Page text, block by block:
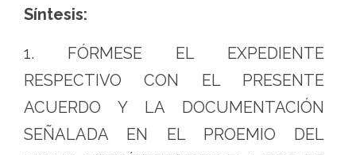
Síntesis:
1. FÓRMESE EL EXPEDIENTE
RESPECTIVO CON EL PRESENTE
ACUERDO Y LA DOCUMENTACIÓN
SEÑALADA EN EL PROEMIO DEL